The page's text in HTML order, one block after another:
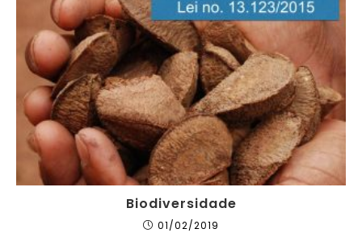
Biodiversidade
01/02/2019